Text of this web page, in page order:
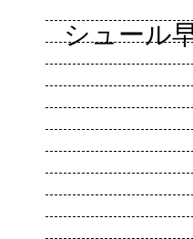
シュール